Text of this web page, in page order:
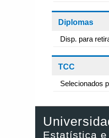
Diplomas
Disp. para
TCC
Selecionados
Estatística